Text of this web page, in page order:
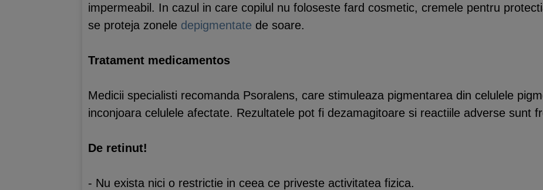
impermeabil. In cazul in care copilul nu foloseste fard cosmetic, cremele pentru
se proteja zonele depigmentate de soare.
Tratament medicamentos
Medicii specialisti recomanda Psoralens, care stimuleaza pigmentarea din celulele
inconjoara celulele afectate. Rezultatele pot fi dezamagitoare si reactiile adverse sunt
De retinut!
- Nu exista nici o restrictie in ceea ce priveste activitatea fizica.